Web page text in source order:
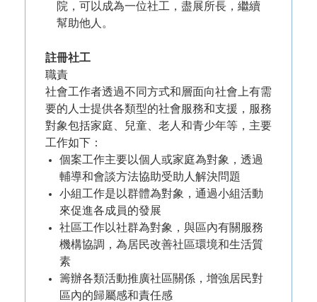
院，可以成為一位社工，盡展所長，繼續
幫助他人。
註冊社工
職責
社會工作者透過不同方式和層面向社會上有需
要的人士提供各類型的社會服務和支援，服務
對象包括家庭、兒童、老人和青少年等，主要
工作如下：
個案工作主要以個人或家庭為對象，透過
輔導和會談方法協助受助人解決問題
小組工作是以群體為對象，通過小組活動
來促進各成員的發展
社區工作以社群為對象，與區內有關服務
機構協調，為居民改善社區環境和生活質
素
籌辦各類活動推廣社區關係，增強居民對
區內的歸屬感和責任感